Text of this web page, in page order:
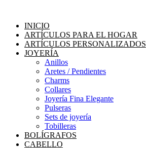
contenidoINICIO
ARTÍCULOS PARA EL HOGAR
ARTÍCULOS PERSONALIZADOS
JOYERÍA
Anillos
Aretes / Pendientes
Charms
Collares
Joyería Fina Elegante
Pulseras
Sets de joyería
Tobilleras
BOLÍGRAFOS
CABELLO